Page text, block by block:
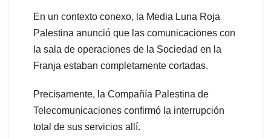
En un contexto conexo, la Media Luna Roja
Palestina anunció que las comunicaciones con
la sala de operaciones de la Sociedad en la
Franja estaban completamente cortadas.
Precisamente, la Compañía Palestina de
Telecomunicaciones confirmó la interrupción
total de sus servicios allí.